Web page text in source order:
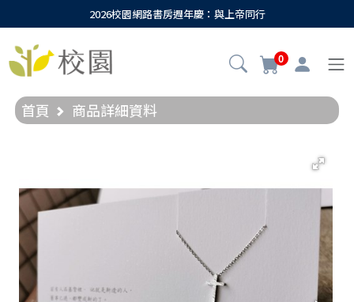
2026校園網路書房週年慶：與上帝同行
0
首頁 商品詳細資料